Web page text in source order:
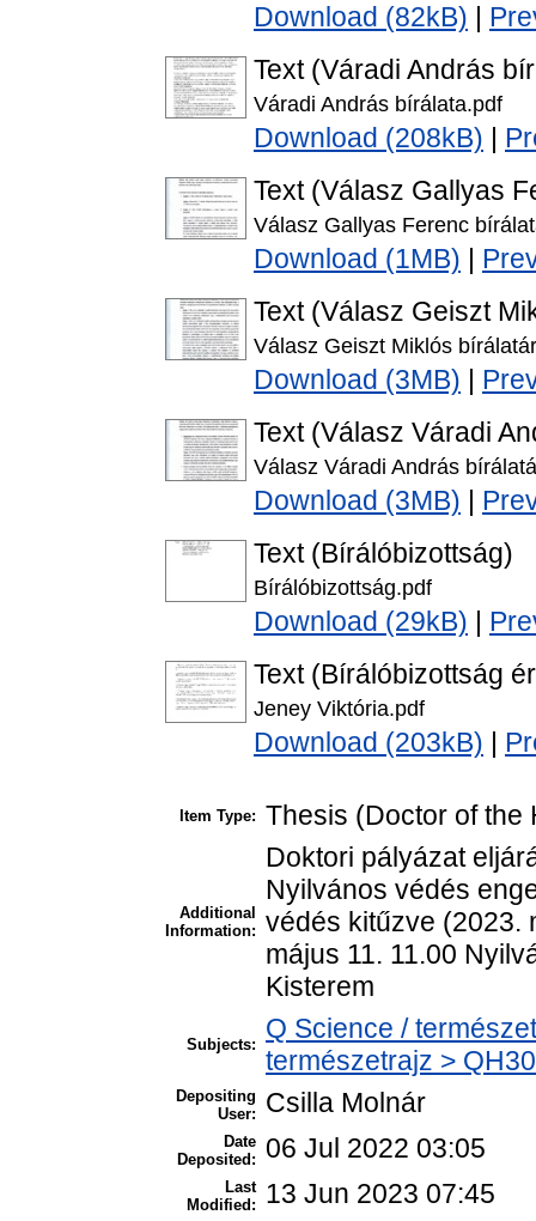
Download (82kB)
Text (Váradi András
Váradi András bírálata.pdf
Download (208kB)
Text (Válasz Gallyas
Válasz Gallyas Ferenc
Download (1MB)
Text (Válasz Geiszt
Válasz Geiszt Miklós
Download (3MB)
Text (Válasz Váradi
Válasz Váradi András
Download (3MB)
Text (Bírálóbizottság)
Bírálóbizottság.pdf
Download (29kB)
Text (Bírálóbizottság
Jeney Viktória.pdf
Download (203kB)
Item Type: Thesis (Doctor of the
Additional
Information:
Doktori pályázat
Nyilvános védés
védés kitűzve (2023.
május 11. 11.00
Kisterem
Subjects:
Q Science /
természetrajz >
Depositing
User:
Csilla Molnár
Date
Deposited:
06 Jul 2022 03:05
Last
Modified:
13 Jun 2023 07:45